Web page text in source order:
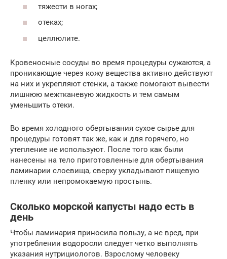
тяжести в ногах;
отеках;
целлюлите.
Кровеносные сосуды во время процедуры сужаются, а
проникающие через кожу вещества активно действуют
на них и укрепляют стенки, а также помогают вывести
лишнюю межтканевую жидкость и тем самым
уменьшить отеки.
Во время холодного обертывания сухое сырье для
процедуры готовят так же, как и для горячего, но
утепление не используют. После того как были
нанесены на тело приготовленные для обертывания
ламинарии слоевища, сверху укладывают пищевую
пленку или непромокаемую простынь.
Сколько морской капусты надо есть в
день
Чтобы ламинария приносила пользу, а не вред, при
употреблении водоросли следует четко выполнять
указания нутрициологов. Взрослому человеку